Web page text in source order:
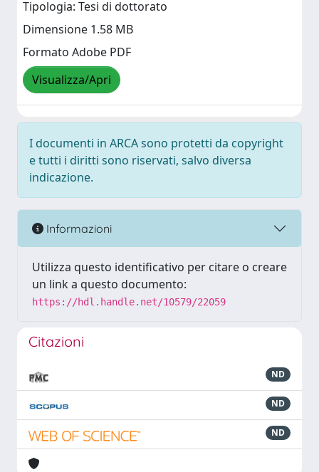
Tipologia: Tesi di dottorato
Dimensione 1.58 MB
Formato Adobe PDF
Visualizza/Apri
I documenti in ARCA sono protetti da copyright
e tutti i diritti sono riservati, salvo diversa
indicazione.
Informazioni
Utilizza questo identificativo per citare o creare
un link a questo documento:
https://hdl.handle.net/10579/22059
Citazioni
ND
ND
ND